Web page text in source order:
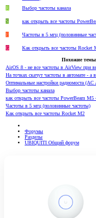
R
Выбор частоты канала
S
как открыть все частоты
F
Частоты в 5 мгц (половинные
G
Как открыть все частоты Rocket
Похожие темы
AirOS 8 - не все частоты в AirView при
На точках скачут частоты в автомате - а
Оптимальные настройки радиомоста
Выбор частоты канала
как открыть все частоты PowerBeam M5
Частоты в 5 мгц (половинные частоты)
Как открыть все частоты Rocket M2
Форумы
Разделы
UBIQUITI Общий форум